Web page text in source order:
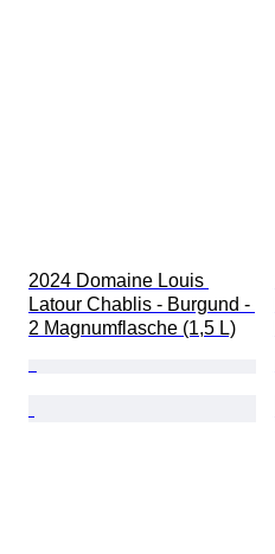
2024 Domaine Louis
Latour Chablis - Burgund -
2 Magnumflasche (1,5 L)